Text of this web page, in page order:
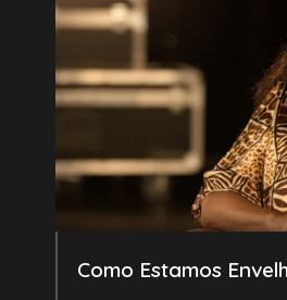
Como Estamos